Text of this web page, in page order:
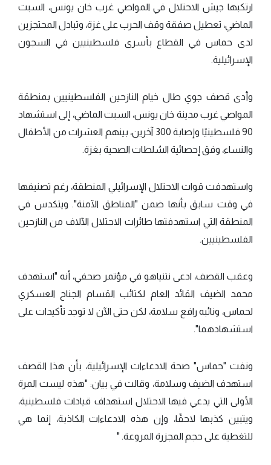
ارتكبها جيش الاحتلال في المواصي غرب خان يونس، السبت
الماضي، تعطيل صفقة وقف الحرب على غزة، وتبادل المحتجزين
لدى حماس في القطاع بأسرى فلسطينيين في السجون
الإسرائيلية.
وأدى قصف جوي طال خيام النازحين الفلسطينيين بمنطقة
المواصي غرب مدينة خان يونس، السبت الماضي، إلى استشهاد
90 فلسطينيًا وإصابة 300 آخرين، بينهم العشرات من الأطفال
والنساء، وفق إحصائية السُلطات الصحية بغزة.
واستهدفت قوات الاحتلال الإسرائيلي المنطقة، رغم تصنيفها
في وقت سابق بأنها ضمن "المناطق الآمنة". ويتكدس في
المنطقة التي استهدفتها طائرات الاحتلال الآلاف من النازحين
الفلسطينيين.
وعقب القصف، ادعى نتنياهو في مؤتمر صحفي، أنه "استهدف
محمد الضيف القائد العام لكتائب القسام الجناح العسكري
لحماس، ونائبه رافع سلامة، لكن حتى الآن لا توجد تأكيدات على
استشهادهما".
ونفت "حماس" صحة الادعاءات الإسرائيلية، بأن هذا القصف
استهدف الضيف وسلامة، وقالت في بيان: "هذه ليست المرة
الأولى التي يدعي فيها الاحتلال استهداف قيادات فلسطينية،
ويتبين كذبها لاحقًا، وإن هذه الادعاءات الكاذبة، إنما هي
للتغطية على حجم المجزرة المروعة. "